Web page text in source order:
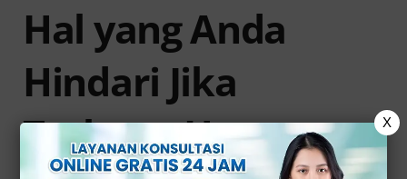
Hal yang Anda
Hindari Jika
Terkena Herpes
X